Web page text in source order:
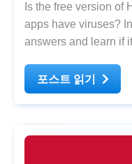
Is the free version of
apps have viruses?
answers and learn if
포스트 읽기